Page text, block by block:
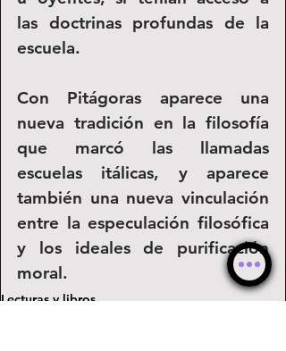
las doctrinas profundas de la
escuela.
Con Pitágoras aparece una
nueva tradición en la filosofía
que marcó las llamadas
escuelas itálicas, y aparece
también una nueva vinculación
entre la especulación filosófica
y los ideales de purificación
moral.
Lecturas y libros